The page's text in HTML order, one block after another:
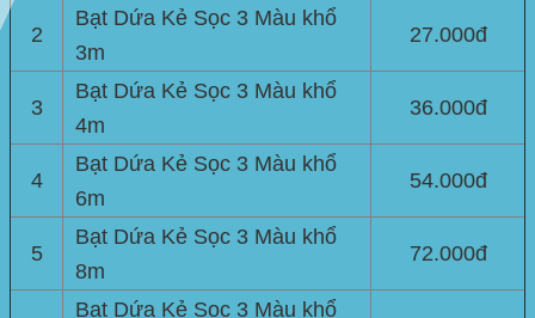
2
Bạt Dứa Kẻ Sọc 3 Màu khổ
3m
27.000đ
3
Bạt Dứa Kẻ Sọc 3 Màu khổ
4m
36.000đ
4
Bạt Dứa Kẻ Sọc 3 Màu khổ
6m
54.000đ
5
Bạt Dứa Kẻ Sọc 3 Màu khổ
8m
72.000đ
Bạt Dứa Kẻ Sọc 3 Màu khổ